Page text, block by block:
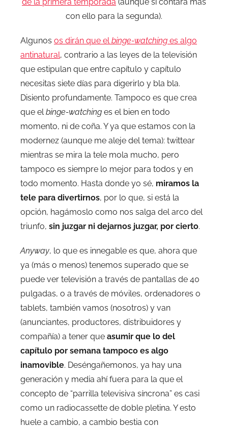
con ello para la segunda).
Algunos os dirán que elbinge-watching es algo
antinatural, contrario a las leyes de la televisión
que estipulan que entre capítulo y capítulo
necesitas siete días para digerirlo y bla bla.
Disiento profundamente. Tampoco es que crea
que elbinge-watching es el bien en todo
momento, ni de coña. Y ya que estamos con la
modernez (aunque me aleje del tema): twittear
mientras se mira la tele mola mucho, pero
tampoco es siempre lo mejor para todos y en
todo momento. Hasta donde yo sé, miramos la
tele para divertirnos, por lo que, si está la
opción, hagámoslo como nos salga del arco del
triunfo, sin juzgar ni dejarnos juzgar, por cierto.
Anyway, lo que es innegable es que, ahora que
ya (más o menos) tenemos superado que se
puede ver televisión a través de pantallas de 40
pulgadas, o a través de móviles, ordenadores o
tablets, también vamos (nosotros) y van
(anunciantes, productores, distribuidores y
compañía) a tener que asumir que lo del
capítulo por semana tampoco es algo
inamovible. Deséngañemonos, ya hay una
generación y media ahí fuera para la que el
concepto de “parrilla televisiva síncrona” es casi
como un radiocassette de doble pletina. Y esto
huele a cambio, a cambio bestia con